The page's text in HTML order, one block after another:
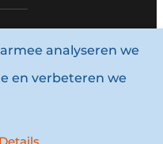
analyseren we
en verbeteren we